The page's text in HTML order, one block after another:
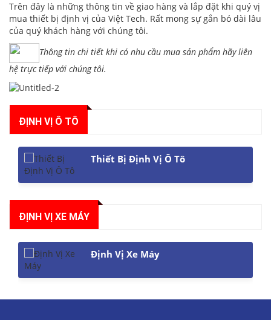
Trên đây là những thông tin về giao hàng và lắp đặt khi quý vị
mua thiết bị định vị của Việt Tech. Rất mong sự gắn bó dài lâu
của quý khách hàng với chúng tôi.
Thông tin chi tiết khi có nhu cầu mua sản phẩm hãy liên
hệ trực tiếp với chúng tôi.
ĐỊNH VỊ Ô TÔ
Thiết Bị Định Vị Ô Tô
ĐỊNH VỊ XE MÁY
Định Vị Xe Máy